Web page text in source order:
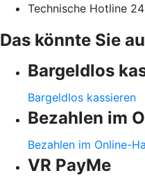
Technische Hotline
Das könnte Sie
Bargeldlos
Bargeldlos kassieren
Bezahlen im
Bezahlen im Online-
VR PayMe